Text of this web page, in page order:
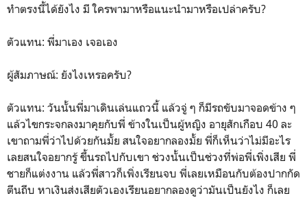
ทำตรงนี้ได้ยังไง มี ใครพามาหรือแนะนำมาหรือเปล่าครับ?
ตัวแทน: พี่มาเอง เจอเอง
ผู้สัมภาษณ์: ยังไงเหรอครับ?
ตัวแทน: วันนั้นพี่มาเดินเล่นแถวนี้ แล้วจู่ ๆ ก็มีรถขับมาจอดข้าง ๆ
แล้วไขกระจกลงมาคุยกับพี่ ข้างในเป็นผู้หญิง อายุสักเกือบ 40 ละ
เขาถามพี่ว่าไปด้วยกันมั้ย สนใจอยากลองมั้ย พี่ก็เห็นว่าไม่มีอะไร
เลยสนใจอยากรู้ ขึ้นรถไปกับเขา ช่วงนั้นเป็นช่วงที่พ่อพี่เพิ่งเสีย พี่
ชายก็แต่งงาน แล้วพี่สาวก็เพิ่งเรียนจบ พี่เลยเหมือนกับต้องปากกัด
ตีนถีบ หาเงินส่งเสียตัวเองเรียนอยากลองดูว่ามันเป็นยังไง ก็เลย